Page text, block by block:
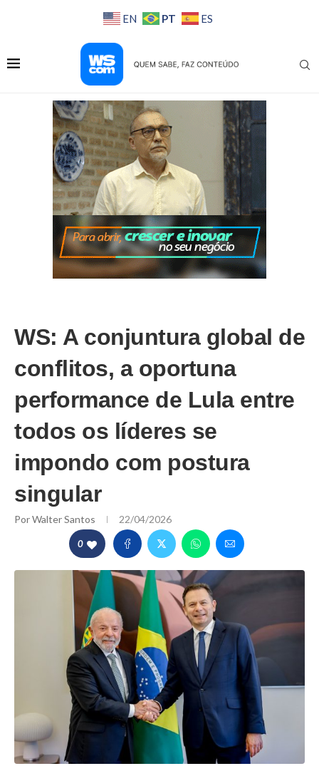
EN PT ES
WS: A conjuntura global de
conflitos, a oportuna
performance de Lula entre
todos os líderes se
impondo com postura
singular
PorWalter Santos 22/04/2026
0